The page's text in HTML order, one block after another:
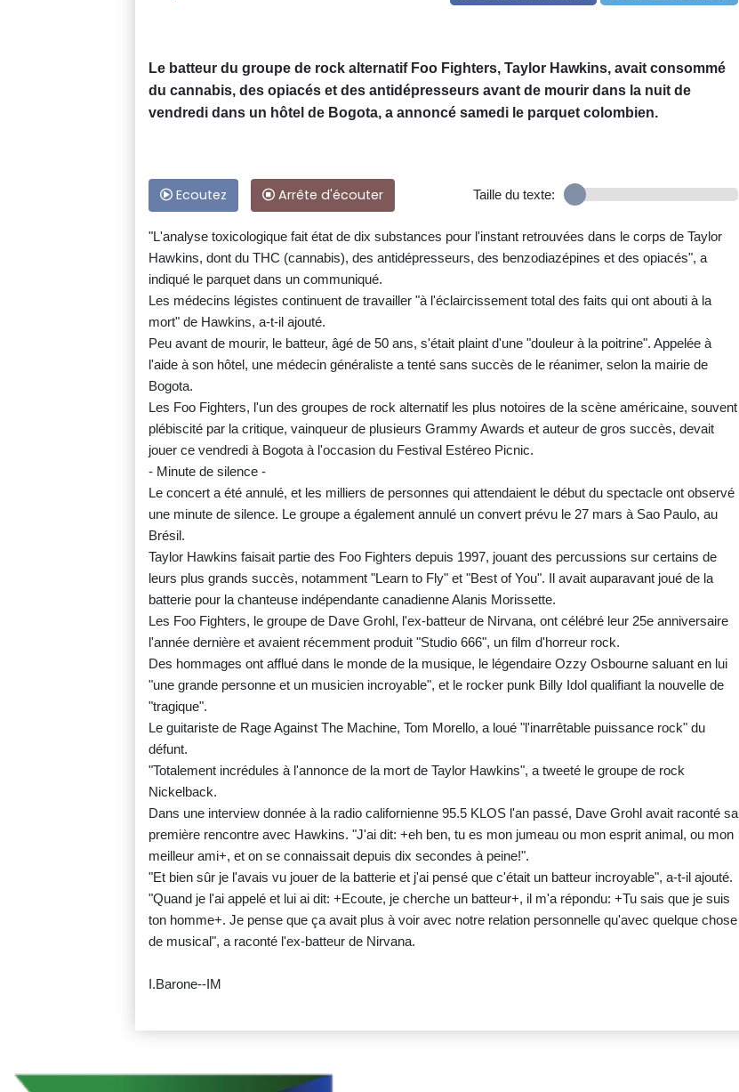
Le batteur du groupe de rock alternatif Foo Fighters, Taylor Hawkins, avait consommé
du cannabis, des opiacés et des antidépresseurs avant de mourir dans la nuit de
vendredi dans un hôtel de Bogota, a annoncé samedi le parquet colombien.
Ecoutez Arrête d'écouter Taille du texte:
"L'analyse toxicologique fait état de dix substances pour l'instant retrouvées dans le corps de Taylor
Hawkins, dont du THC (cannabis), des antidépresseurs, des benzodiazépines et des opiacés", a
indiqué le parquet dans un communiqué.
Les médecins légistes continuent de travailler "à l'éclaircissement total des faits qui ont abouti à la
mort" de Hawkins, a-t-il ajouté.
Peu avant de mourir, le batteur, âgé de 50 ans, s'était plaint d'une "douleur à la poitrine". Appelée à
l'aide à son hôtel, une médecin généraliste a tenté sans succès de le réanimer, selon la mairie de
Bogota.
Les Foo Fighters, l'un des groupes de rock alternatif les plus notoires de la scène américaine, souvent
plébiscité par la critique, vainqueur de plusieurs Grammy Awards et auteur de gros succès, devait
jouer ce vendredi à Bogota à l'occasion du Festival Estéreo Picnic.
- Minute de silence -
Le concert a été annulé, et les milliers de personnes qui attendaient le début du spectacle ont observé
une minute de silence. Le groupe a également annulé un convert prévu le 27 mars à Sao Paulo, au
Brésil.
Taylor Hawkins faisait partie des Foo Fighters depuis 1997, jouant des percussions sur certains de
leurs plus grands succès, notamment "Learn to Fly" et "Best of You". Il avait auparavant joué de la
batterie pour la chanteuse indépendante canadienne Alanis Morissette.
Les Foo Fighters, le groupe de Dave Grohl, l'ex-batteur de Nirvana, ont célébré leur 25e anniversaire
l'année dernière et avaient récemment produit "Studio 666", un film d'horreur rock.
Des hommages ont afflué dans le monde de la musique, le légendaire Ozzy Osbourne saluant en lui
"une grande personne et un musicien incroyable", et le rocker punk Billy Idol qualifiant la nouvelle de
"tragique".
Le guitariste de Rage Against The Machine, Tom Morello, a loué "l'inarrêtable puissance rock" du
défunt.
"Totalement incrédules à l'annonce de la mort de Taylor Hawkins", a tweeté le groupe de rock
Nickelback.
Dans une interview donnée à la radio californienne 95.5 KLOS l'an passé, Dave Grohl avait raconté sa
première rencontre avec Hawkins. "J'ai dit: +eh ben, tu es mon jumeau ou mon esprit animal, ou mon
meilleur ami+, et on se connaissait depuis dix secondes à peine!".
"Et bien sûr je l'avais vu jouer de la batterie et j'ai pensé que c'était un batteur incroyable", a-t-il ajouté.
"Quand je l'ai appelé et lui ai dit: +Ecoute, je cherche un batteur+, il m'a répondu: +Tu sais que je suis
ton homme+. Je pense que ça avait plus à voir avec notre relation personnelle qu'avec quelque chose
de musical", a raconté l'ex-batteur de Nirvana.
I.Barone--IM